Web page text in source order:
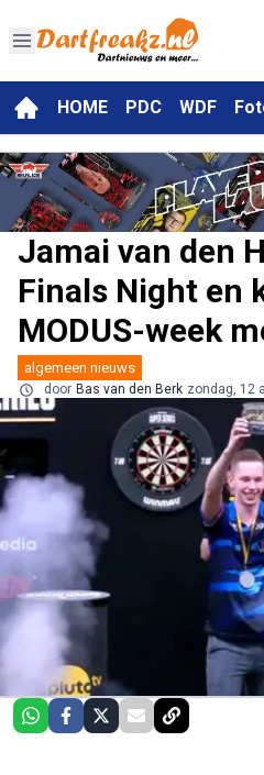
HOME PDC WDF
Jamai van den
Finals Night en
MODUS-week
algemeen nieuws
door Bas van den Berk zondag, 12